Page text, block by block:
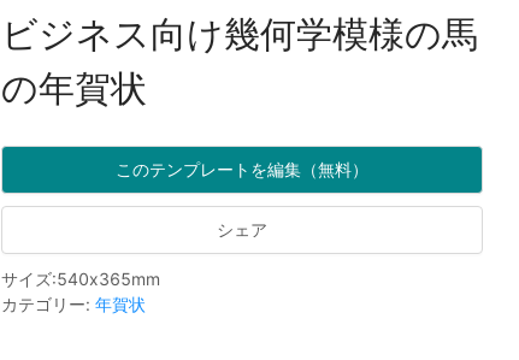
ビジネス向け幾何学模様の馬
の年賀状
このテンプレートを編集（無料）
シェア
サイズ:540x365mm
カテゴリー: 年賀状